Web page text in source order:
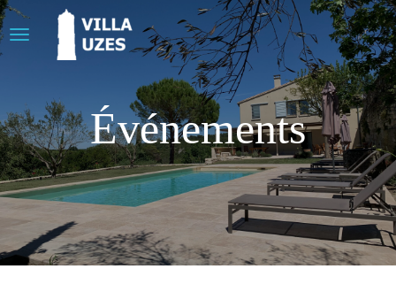
Événements